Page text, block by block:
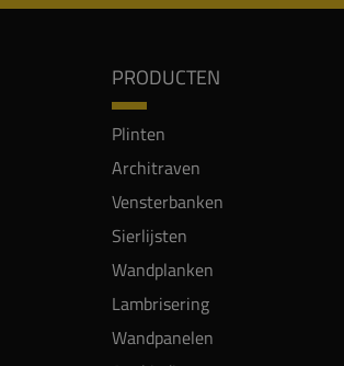
PRODUCTEN
Plinten
Architraven
Vensterbanken
Sierlijsten
Wandplanken
Lambrisering
Wandpanelen